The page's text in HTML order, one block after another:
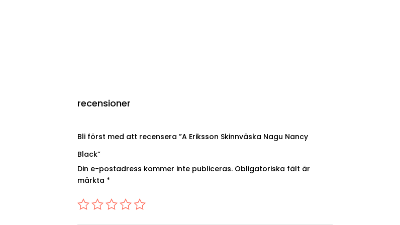
recensioner
Bli först med att recensera ”A Eriksson Skinnväska Nagu Nancy
Black”
Din e-postadress kommer inte publiceras. Obligatoriska fält är
märkta *